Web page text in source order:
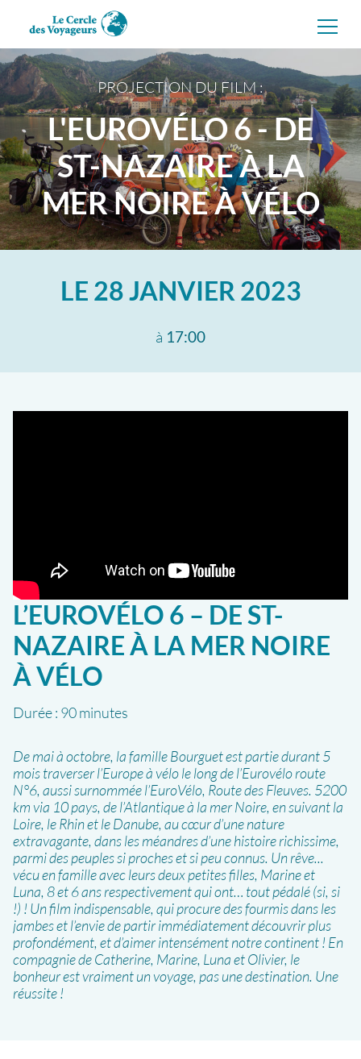
directement
contenu
PROJECTION DU FILM :
L'EUROVÉLO 6 - DE
ST-NAZAIRE À LA
MER NOIRE À VÉLO
LE 28 JANVIER 2023
à 17:00
L’EUROVÉLO 6 – DE ST-
NAZAIRE À LA MER NOIRE
À VÉLO
Durée : 90 minutes
De mai à octobre, la famille Bourguet est partie durant 5
mois traverser l’Europe à vélo le long de l’Eurovélo route
N°6, aussi surnommée l’EuroVélo, Route des Fleuves. 5200
km via 10 pays, de l’Atlantique à la mer Noire, en suivant la
Loire, le Rhin et le Danube, au cœur d’une nature
extravagante, dans les méandres d’une histoire richissime,
parmi des peuples si proches et si peu connus. Un rêve...
vécu en famille avec leurs deux petites filles, Marine et
Luna, 8 et 6 ans respectivement qui ont… tout pédalé (si, si
!) ! Un film indispensable, qui procure des fourmis dans les
jambes et l’envie de partir immédiatement découvrir plus
profondément, et d’aimer intensément notre continent ! En
compagnie de Catherine, Marine, Luna et Olivier, le
bonheur est vraiment un voyage, pas une destination. Une
réussite !